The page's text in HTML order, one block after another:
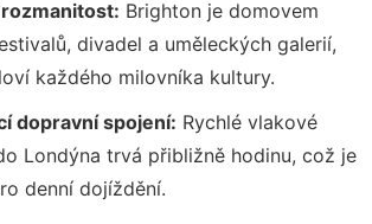
Brighton je domovem
divadel a uměleckých galerií,
každého milovníka kultury.
dopravní spojení: Rychlé vlakové
Londýna trvá přibližně hodinu, což je
denní dojíždění.